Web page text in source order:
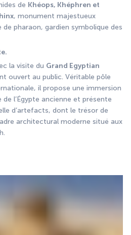
de Khéops, Khéphren et
, monument majestueux
pharaon, gardien symbolique des
la visite du Grand Egyptian
ouvert au public. Véritable pôle
il propose une immersion
de l’Égypte ancienne et présente
d’artefacts, dont le trésor de
architectural moderne situé aux